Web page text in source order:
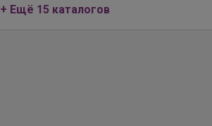
+ Ещё 15 каталогов